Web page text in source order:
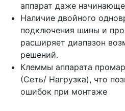
аппарат даже
Наличие двойного
подключения шины и
расширяет диапазон
решений.
Клеммы аппарата
(Сеть/ Нагрузка), что
ошибок при монтаже